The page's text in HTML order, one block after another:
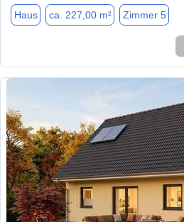
Haus ca. 227,00 m² Zimmer 5